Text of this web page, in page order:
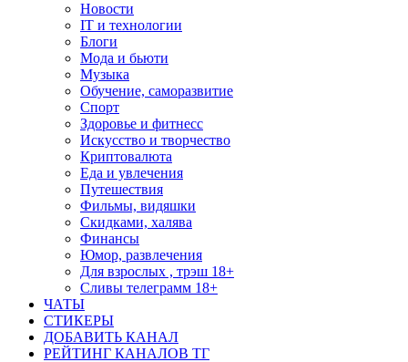
Новости
IT и технологии
Блоги
Мода и бьюти
Музыка
Обучение, саморазвитие
Спорт
Здоровье и фитнесс
Искусство и творчество
Криптовалюта
Еда и увлечения
Путешествия
Фильмы, видяшки
Скидками, халява
Финансы
Юмор, развлечения
Для взрослых , трэш 18+
Сливы телеграмм 18+
ЧАТЫ
СТИКЕРЫ
ДОБАВИТЬ КАНАЛ
РЕЙТИНГ КАНАЛОВ ТГ